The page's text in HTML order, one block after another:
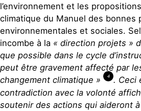
l’environnement et les
climatique du Manuel des bonnes
environnementales et sociales.
incombe à la « direction projets »
que possible dans le cycle
peut être gravement affecté par
changement climatique »
4 . Ceci
contradiction avec la volonté
soutenir des actions qui aideront